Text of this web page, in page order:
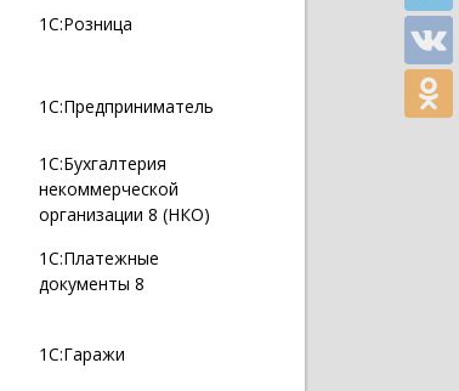
1С:Розница
1С:Предприниматель
1С:Бухгалтерия
некоммерческой
организации 8 (НКО)
1С:Платежные
документы 8
1С:Гаражи